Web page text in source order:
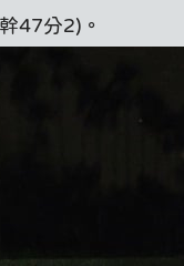
47分2)。